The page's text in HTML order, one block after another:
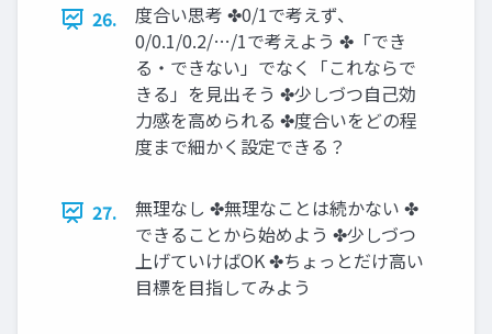
26.
度合い思考 ✤0/1で考えず、
0/0.1/0.2/…/1で考えよう ✤「でき
る・できない」でなく「これならで
きる」を見出そう ✤少しづつ自己効
力感を高められる ✤度合いをどの程
度まで細かく設定できる？
27.
無理なし ✤無理なことは続かない ✤
できることから始めよう ✤少しづつ
上げていけばOK ✤ちょっとだけ高い
目標を目指してみよう